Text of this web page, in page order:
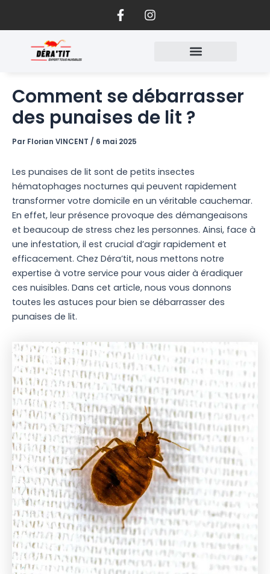
F
a
c
k
-
f
I
n
s
a
m
Comment se débarrasser
des punaises de lit ?
Par Florian VINCENT / 6 mai 2025
Les punaises de lit sont de petits insectes
hématophages nocturnes qui peuvent rapidement
transformer votre domicile en un véritable cauchemar.
En effet, leur présence provoque des démangeaisons
et beaucoup de stress chez les personnes. Ainsi, face à
une infestation, il est crucial d’agir rapidement et
efficacement. Chez Déra’tit, nous mettons notre
expertise à votre service pour vous aider à éradiquer
ces nuisibles. Dans cet article, nous vous donnons
toutes les astuces pour bien se débarrasser des
punaises de lit.